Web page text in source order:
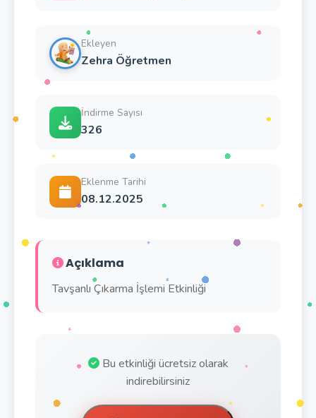
Ekleyen
Zehra Öğretmen
İndirme Sayısı
326
Eklenme Tarihi
08.12.2025
Açıklama
Tavşanlı Çıkarma İşlemi Etkinliği
Bu etkinliği ücretsiz olarak
indirebilirsiniz